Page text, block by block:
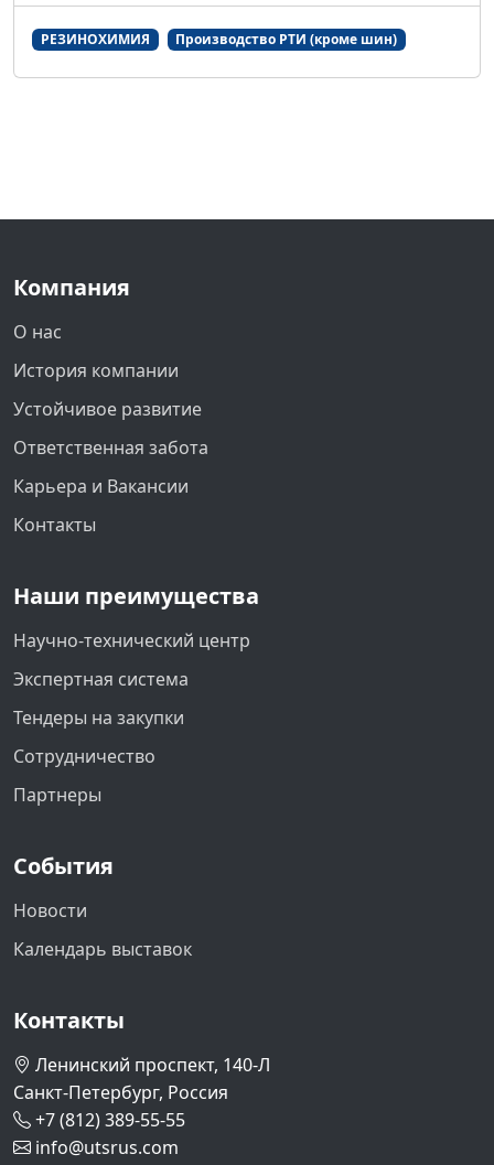
РЕЗИНОХИМИЯ Производство РТИ (кроме шин)
Компания
О нас
История компании
Устойчивое развитие
Ответственная забота
Карьера и Вакансии
Контакты
Наши преимущества
Научно-технический центр
Экспертная система
Тендеры на закупки
Сотрудничество
Партнеры
События
Новости
Календарь выставок
Контакты
Ленинский проспект, 140-Л
Санкт-Петербург, Россия
+7 (812) 389-55-55
info@utsrus.com